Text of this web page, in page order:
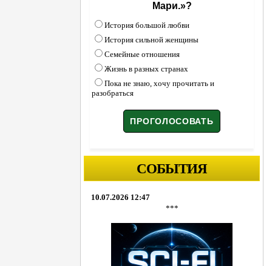
Мари.»?
История большой любви
История сильной женщины
Семейные отношения
Жизнь в разных странах
Пока не знаю, хочу прочитать и
разобраться
СОБЫТИЯ
10.07.2026 12:47
***